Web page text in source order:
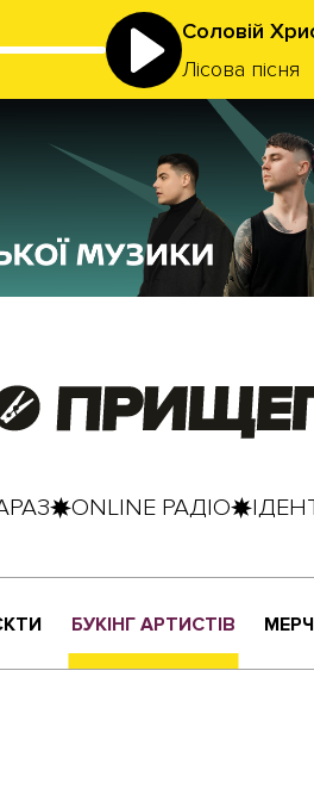
Соловій
Лісова пісня
ONLINE РАДІО
БУКІНГ АРТИСТІВ МЕРЧ